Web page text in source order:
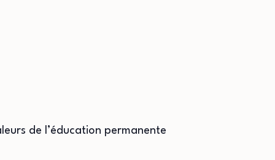
de l’éducation permanente